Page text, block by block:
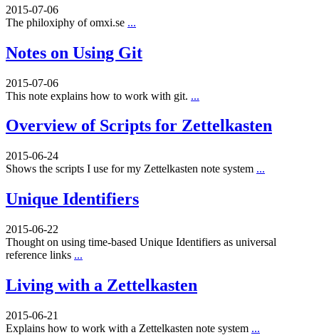
2015-07-06
The philoxiphy of omxi.se ...
Notes on Using Git
2015-07-06
This note explains how to work with git. ...
Overview of Scripts for Zettelkasten
2015-06-24
Shows the scripts I use for my Zettelkasten note system ...
Unique Identifiers
2015-06-22
Thought on using time-based Unique Identifiers as universal
reference links ...
Living with a Zettelkasten
2015-06-21
Explains how to work with a Zettelkasten note system ...